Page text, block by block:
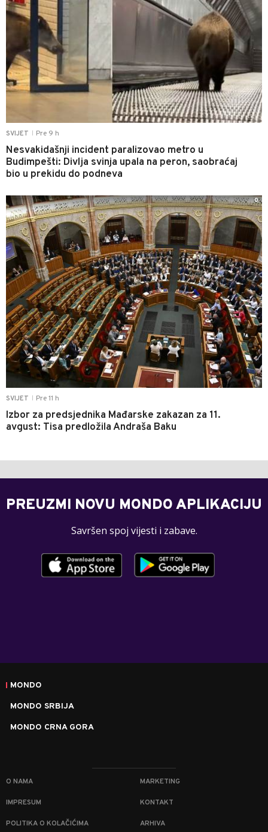
SVIJET Pre 9 h
Nesvakidašnji incident paralizovao metro u
Budimpešti: Divlja svinja upala na peron, saobraćaj
bio u prekidu do podneva
SVIJET Pre 11 h
Izbor za predsjednika Mađarske zakazan za 11.
avgust: Tisa predložila Andraša Baku
0
PREUZMI NOVU MONDO APLIKACIJU
Savršen spoj vijesti i zabave.
MONDO
MONDO SRBIJA
MONDO CRNA GORA
O NAMA MARKETING
IMPRESUM KONTAKT
POLITIKA O KOLAČIĆIMA ARHIVA